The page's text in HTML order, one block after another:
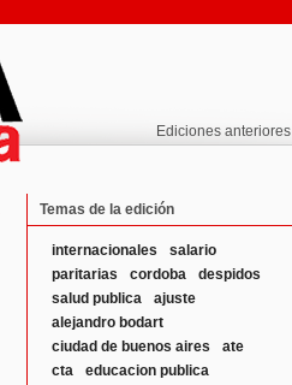
Ediciones anteriores
Temas de la edición
internacionales
salario
paritarias
cordoba
despidos
salud publica
ajuste
alejandro bodart
ciudad de buenos aires
ate
cta
educacion publica